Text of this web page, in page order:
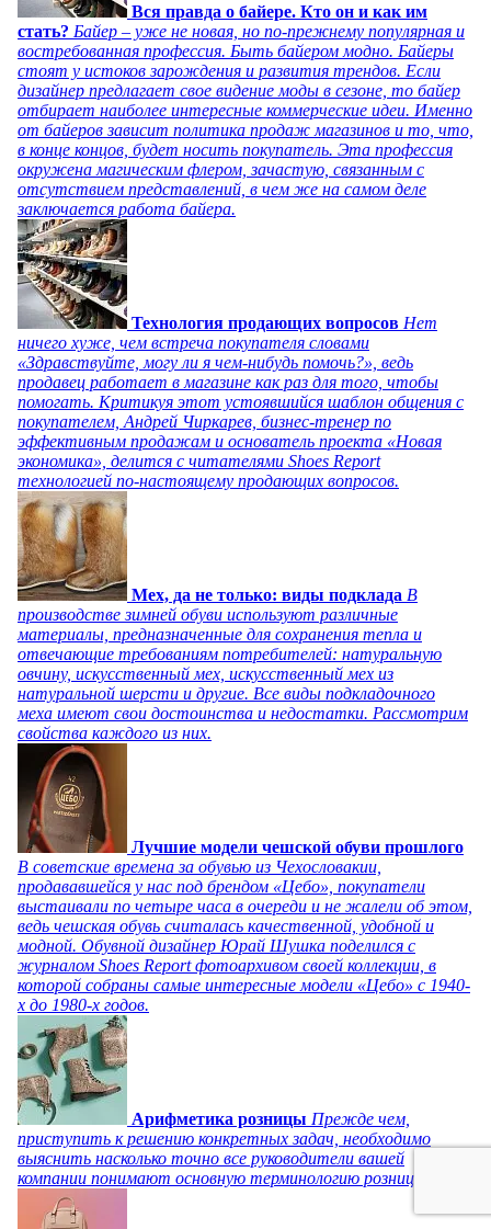
Вся правда о байере. Кто он и как им
стать? Байер – уже не новая, но по-прежнему популярная и
востребованная профессия. Быть байером модно. Байеры
стоят у истоков зарождения и развития трендов. Если
дизайнер предлагает свое видение моды в сезоне, то байер
отбирает наиболее интересные коммерческие идеи. Именно
от байеров зависит политика продаж магазинов и то, что,
в конце концов, будет носить покупатель. Эта профессия
окружена магическим флером, зачастую, связанным с
отсутствием представлений, в чем же на самом деле
заключается работа байера.
Технология продающих вопросов Нет
ничего хуже, чем встреча покупателя словами
«Здравствуйте, могу ли я чем-нибудь помочь?», ведь
продавец работает в магазине как раз для того, чтобы
помогать. Критикуя этот устоявшийся шаблон общения с
покупателем, Андрей Чиркарев, бизнес-тренер по
эффективным продажам и основатель проекта «Новая
экономика», делится с читателями Shoes Report
технологией по-настоящему продающих вопросов.
Мех, да не только: виды подклада В
производстве зимней обуви используют различные
материалы, предназначенные для сохранения тепла и
отвечающие требованиям потребителей: натуральную
овчину, искусственный мех, искусственный мех из
натуральной шерсти и другие. Все виды подкладочного
меха имеют свои достоинства и недостатки. Рассмотрим
свойства каждого из них.
Лучшие модели чешской обуви прошлого
В советские времена за обувью из Чехословакии,
продававшейся у нас под брендом «Цебо», покупатели
выстаивали по четыре часа в очереди и не жалели об этом,
ведь чешская обувь считалась качественной, удобной и
модной. Обувной дизайнер Юрай Шушка поделился с
журналом Shoes Report фотоархивом своей коллекции, в
которой собраны самые интересные модели «Цебо» с 1940-
х до 1980-х годов.
Арифметика розницы Прежде чем,
приступить к решению конкретных задач, необходимо
выяснить насколько точно все руководители вашей
компании понимают основную терминологию розницы.